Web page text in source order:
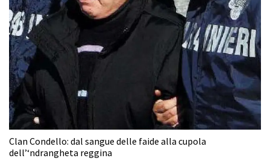
Clan Condello: dal sangue delle faide alla cupola
dell’‘ndrangheta reggina